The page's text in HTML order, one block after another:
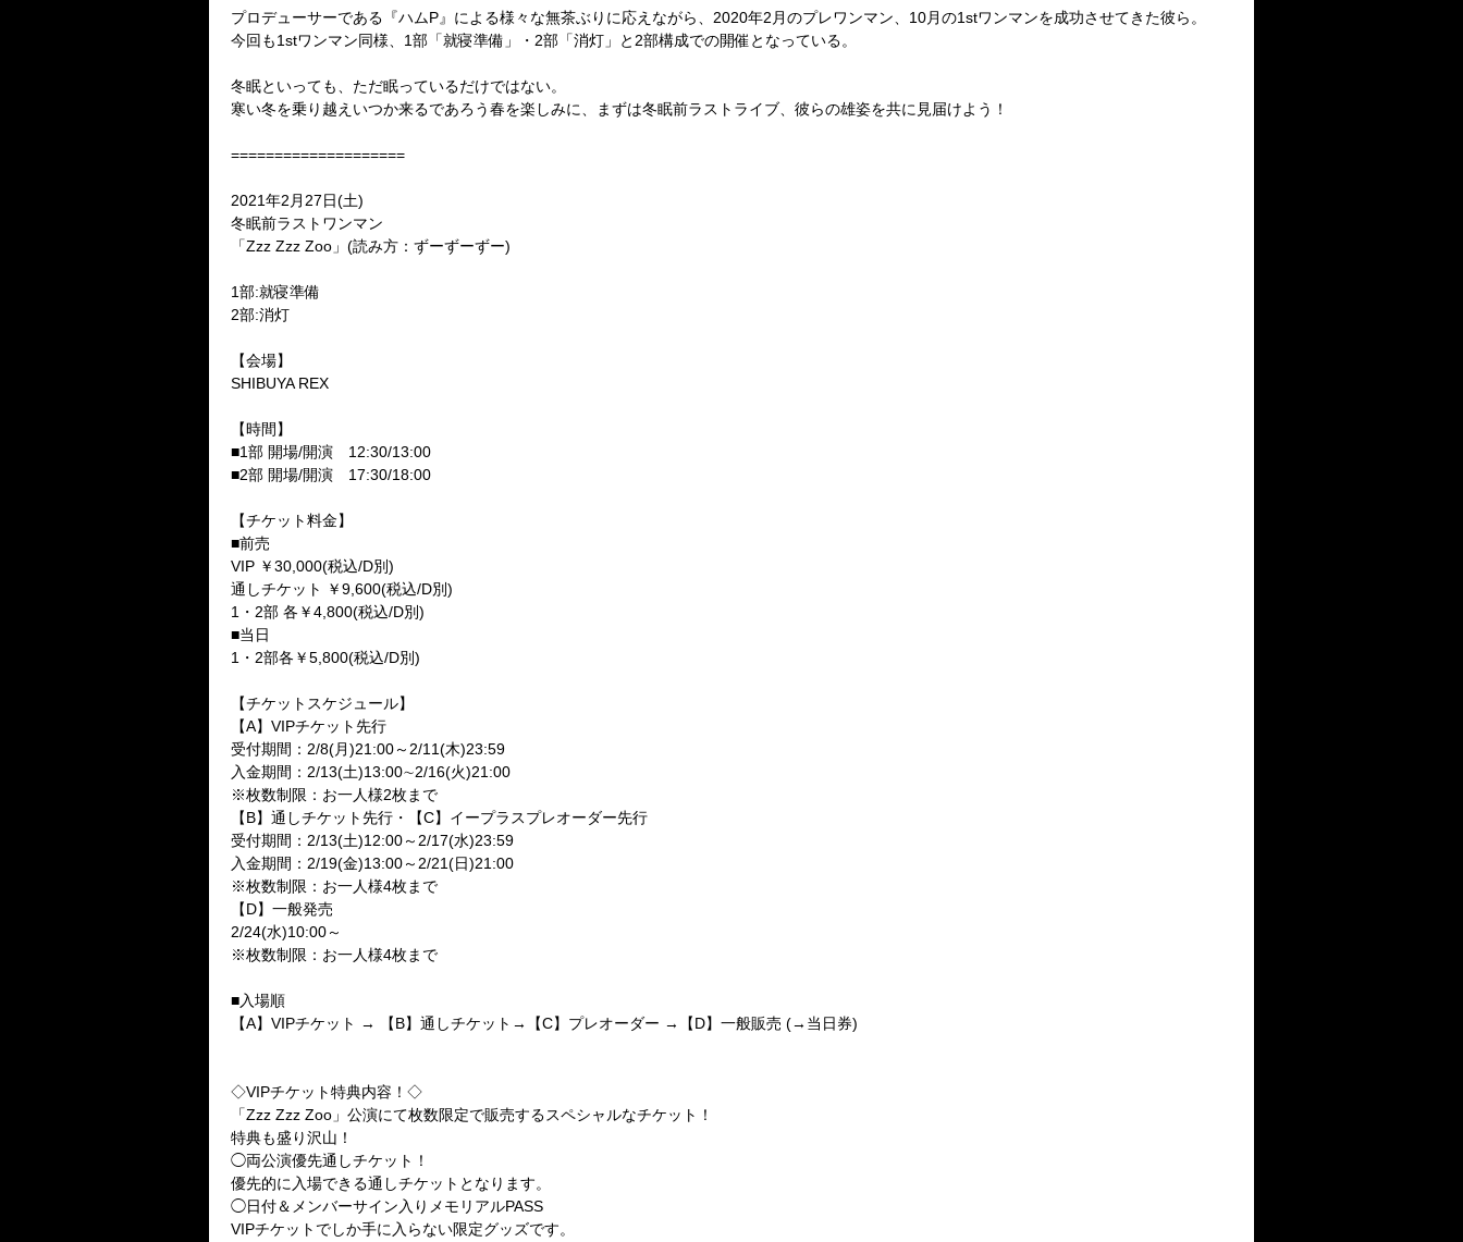
プロデューサーである『ハムP』による様々な無茶ぶりに応えながら、 2020年2 月のプレワンマン、 10月の1stワンマンを成功させてきた彼ら。
今回も1stワンマン同様、 1部「就寝準備」・ 2部「消灯」と 2部構成での開催となっている。
冬眠といっても、ただ眠っているだけではない。
寒い冬を乗り越えいつか来るであろう春を楽しみに、まずは冬眠前ラストライブ、彼らの雄姿を共に見届けよう！
====================
2021年2 月 27日(土)
冬眠前ラストワンマン
「Zzz Zzz Zoo 」 (読み方：ずーずーずー)
1部:就寝準備
2部:消灯
【会場】
SHIBUYA REX
【時間】
■1部 開場/開演 12:30/13:00
■2部 開場/開演 17:30/18:00
【チケット料金】
■前売
VIP ￥30,000(税込/D別)
通しチケット
￥9,600(税込/D別)
1 ・ 2部 各￥4,800(税込/D別)
■当日
1 ・ 2部各￥5,800(税込/D別)
【チケットスケジュール】
【A】 VIPチケット先行
受付期間： 2/8(月)21:00～ 2/11(木)23:59
入金期間： 2/13(土)13:00∼2/16(火)21:00
※枚数制限：お一人様2枚まで
【B】通しチケット先行・【C】イープラスプレオーダー先行
受付期間： 2/13(土)12:00～ 2/17(水)23:59
入金期間： 2/19(金)13:00～ 2/21(日)21:00
※枚数制限：お一人様4枚まで
【D】一般発売
2/24(水)10:00～
※枚数制限：お一人様4枚まで
■入場順
【A】 VIPチケット → 【B】通しチケット→【C】プレオーダー → 【D】一般販売 (→ 当日券)
◇VIPチケット特典内容！◇
「Zzz Zzz Zoo 」公演にて枚数限定で販売するスペシャルなチケット！
特典も盛り沢山！
◯両公演優先通しチケット！
優先的に入場できる通しチケットとなります。
◯日付＆メンバーサイン入りメモリアルPASS
VIPチケットでしか手に入らない限定グッズです。